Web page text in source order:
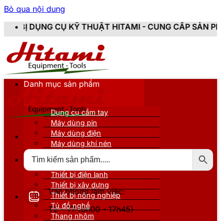
Bỏ qua nội dung
THUẬT HITAMI - CUNG CẤP SẢN PHẨM CHÍNH
Văn phòng làm việc:
T2 - T7 (8h00 - 17h45)
Danh mục sản phẩm
Dụng cụ cầm tay
Máy dùng pin
Máy dùng điện
Máy dùng khí nén
Thiết bị nâng đỡ
Thiết bị điện lạnh
Thiết bị xây dựng
Thiết bị nông nghiệp
Tủ đồ nghề
Thang nhôm